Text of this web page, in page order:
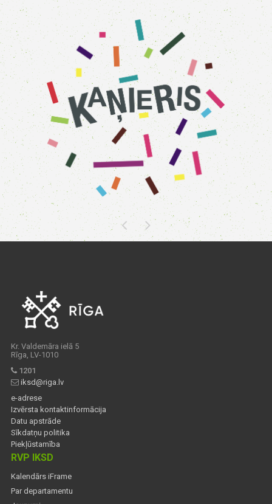
Kr. Valdemāra ielā 5
Rīga, LV-1010
1201
iksd@riga.lv
e-adrese
Izvērsta kontaktinformācija
Datu apstrāde
Sīkdatņu politika
Piekļūstamība
RVP IKSD
Kalendārs iFrame
Par departamentu